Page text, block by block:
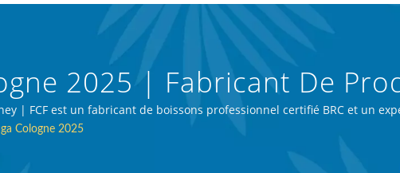
2025 | Fabricant De
De Boissons En Conserve
(Thai) Co., Ltd.
| FCF est un fabricant de boissons professionnel certifié BRC et un
Cologne 2025